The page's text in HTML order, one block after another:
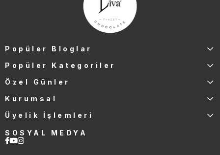
Popüler Bloglar
Popüler Kategoriler
Özel Günler
Kurumsal
Üyelik İşlemleri
SOSYAL MEDYA